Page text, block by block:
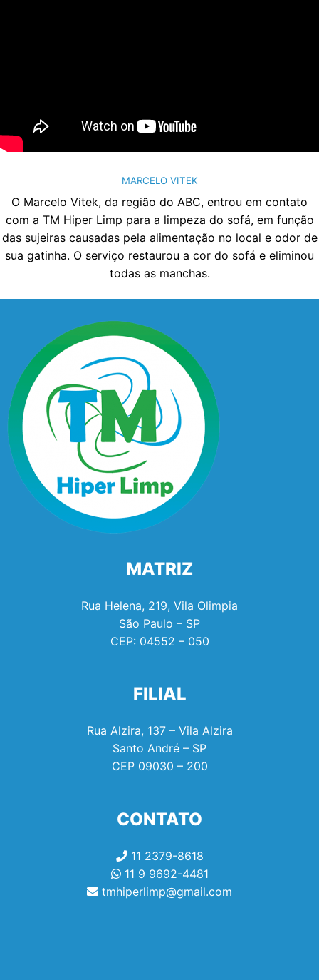
MARCELO VITEK
O Marcelo Vitek, da região do ABC, entrou em contato
com a TM Hiper Limp para a limpeza do sofá, em função
das sujeiras causadas pela alimentação no local e odor de
sua gatinha. O serviço restaurou a cor do sofá e eliminou
todas as manchas.
MATRIZ
Rua Helena, 219, Vila Olimpia
São Paulo – SP
CEP: 04552 – 050
FILIAL
Rua Alzira, 137 – Vila Alzira
Santo André – SP
CEP 09030 – 200
CONTATO
11 2379-8618
11 9 9692-4481
tmhiperlimp@gmail.com